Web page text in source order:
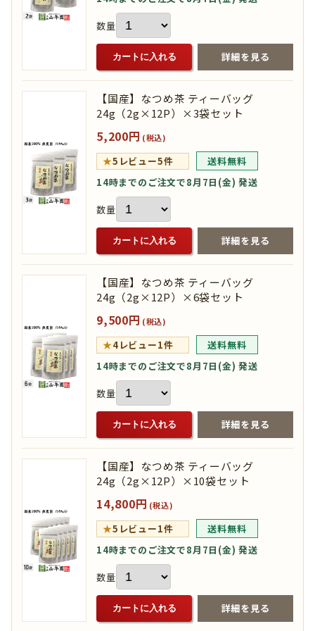
数量
カートに入れる 詳細を見る
【国産】なつめ茶 ティーバッグ
24g（2g×12P）×3袋セット
5,200円 (税込)
★5 レビュー5件
送料無料
14時までのご注文で8月7日(金) 発送
数量
カートに入れる 詳細を見る
【国産】なつめ茶 ティーバッグ
24g（2g×12P）×6袋セット
9,500円 (税込)
★4レビュー1件
送料無料
14時までのご注文で8月7日(金) 発送
数量
カートに入れる 詳細を見る
【国産】なつめ茶 ティーバッグ
24g（2g×12P）×10袋セット
14,800円 (税込)
★5 レビュー1件
送料無料
14時までのご注文で8月7日(金) 発送
数量
カートに入れる 詳細を見る